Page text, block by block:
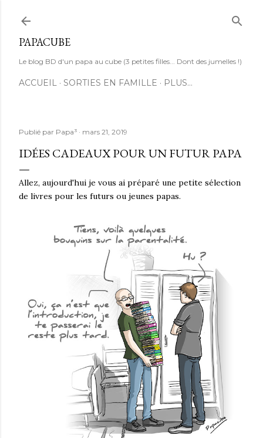
PAPACUBE
Le blog BD d'un papa au cube (3 petites filles... Dont des jumelles !)
ACCUEIL SORTIES EN FAMILLE PLUS…
Publié par Papa³ mars 21, 2019
IDÉES CADEAUX POUR UN FUTUR PAPA
Allez, aujourd'hui je vous ai préparé une petite sélection
de livres pour les futurs ou jeunes papas.